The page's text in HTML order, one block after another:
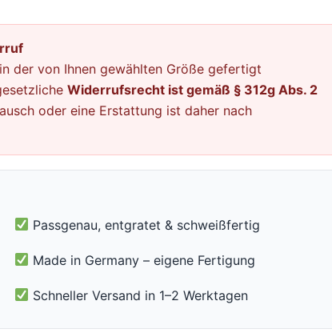
der von Ihnen gewählten Größe gefertigt
Widerrufsrecht ist gemäß § 312g Abs. 2
oder eine Erstattung ist daher nach
Passgenau, entgratet & schweißfertig
Made in Germany – eigene Fertigung
Schneller Versand in 1–2 Werktagen